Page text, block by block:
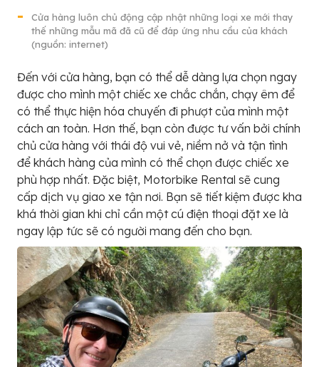
Cửa hàng luôn chủ động cập nhật những loại xe mới thay
thế những mẫu mã đã cũ để đáp ứng nhu cầu của khách
(nguồn: internet)
Đến với cửa hàng, bạn có thể dễ dàng lựa chọn ngay
được cho mình một chiếc xe chắc chắn, chạy êm để
có thể thực hiện hóa chuyến đi phượt của mình một
cách an toàn. Hơn thế, bạn còn được tư vấn bởi chính
chủ cửa hàng với thái độ vui vẻ, niềm nở và tận tình
để khách hàng của mình có thể chọn được chiếc xe
phù hợp nhất. Đặc biệt, Motorbike Rental sẽ cung
cấp dịch vụ giao xe tận nơi. Bạn sẽ tiết kiệm được kha
khá thời gian khi chỉ cần một cú điện thoại đặt xe là
ngay lập tức sẽ có người mang đến cho bạn.